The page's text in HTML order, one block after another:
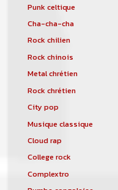
Punk celtique
Cha-cha-cha
Rock chilien
Rock chinois
Metal chrétien
Rock chrétien
City pop
Musique classique
Cloud rap
College rock
Complextro